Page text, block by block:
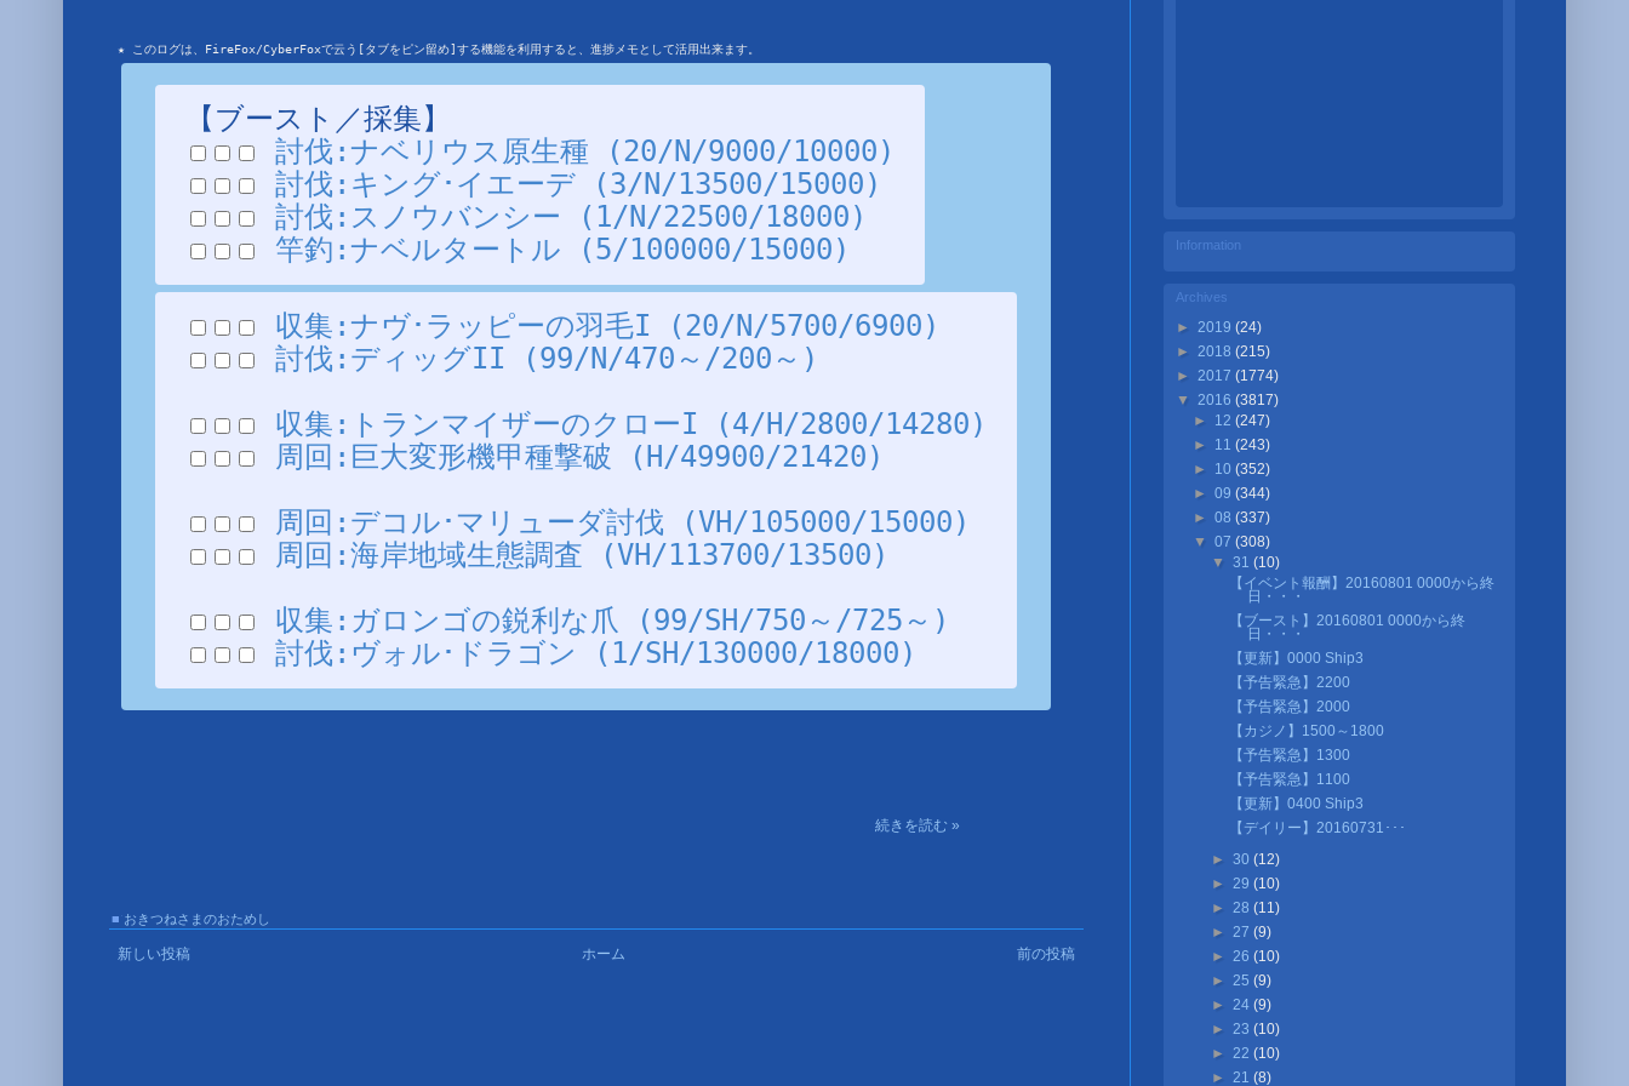
★ このログは、FireFox/CyberFoxで云う[タブをピン留め]する機能を利用すると、進捗メモとして活用出来ます。
【ブースト／採集】
討伐:ナベリウス原生種 (20/N/9000/10000)
討伐:キング･イエーデ (3/N/13500/15000)
討伐:スノウバンシー (1/N/22500/18000)
竿釣:ナベルタートル (5/100000/15000)
収集:ナヴ･ラッピーの羽毛I (20/N/5700/6900)
討伐:ディッグII (99/N/470～/200～)
収集:トランマイザーのクローI (4/H/2800/14280)
周回:巨大変形機甲種撃破 (H/49900/21420)
周回:デコル･マリューダ討伐 (VH/105000/15000)
周回:海岸地域生態調査 (VH/113700/13500)
収集:ガロンゴの鋭利な爪 (99/SH/750～/725～)
討伐:ヴォル･ドラゴン (1/SH/130000/18000)
続きを読む »
■ おきつねさまのおためし
新しい投稿 前の投稿
ホーム
Information
Archives
► 2019 (24)
► 2018 (215)
► 2017 (1774)
▼ 2016 (3817)
► 12(247)
► 11(243)
► 10(352)
►09(344)
►08(337)
▼07(308)
▼ 31 (10)
【イベント報酬】20160801 0000から終
日・・・
【ブースト】20160801 0000から終
日・・・
【更新】0000 Ship3
【予告緊急】2200
【予告緊急】2000
【カジノ】1500～1800
【予告緊急】1300
【予告緊急】1100
【更新】0400 Ship3
【デイリー】20160731･･･
► 30 (12)
► 29 (10)
► 28 (11)
► 27 (9)
► 26 (10)
► 25 (9)
► 24 (9)
► 23 (10)
► 22 (10)
► 21 (8)